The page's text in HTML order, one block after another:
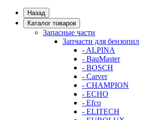
Назад
Каталог товаров
Запасные части
Запчасти для бензопил
- ALPINA
- BauMaster
- BOSCH
- Carver
- CHAMPION
- ECHO
- Efco
- ELITECH